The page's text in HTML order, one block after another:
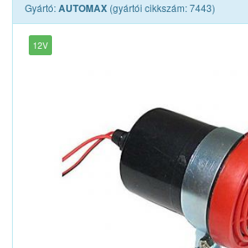
Gyártó:AUTOMAX (gyártói cikkszám: 7443)
12V